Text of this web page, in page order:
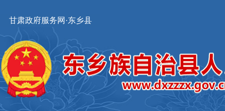
甘肃政府服务网·东乡县